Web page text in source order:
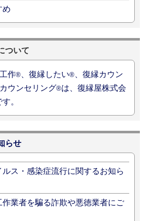
め
ついて
作®、復縁したい®、復縁カウン
ウンセリング®は、復縁屋株式会
。
らせ
ス・感染症流行に関するお知ら
業者を騙る詐欺や悪徳業者にご